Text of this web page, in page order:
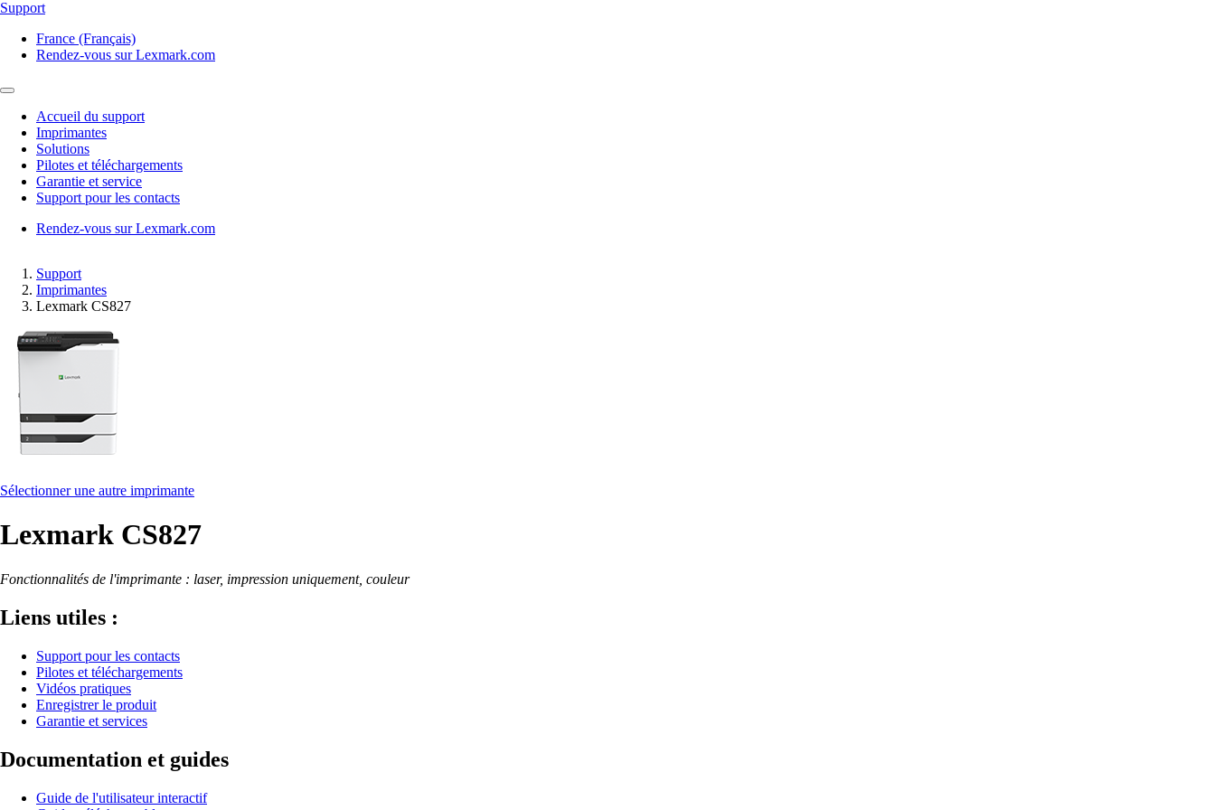
Support
France (Français)
Rendez-vous sur Lexmark.com
Accueil du support
Imprimantes
Solutions
Pilotes et téléchargements
Garantie et service
Support pour les contacts
Rendez-vous sur Lexmark.com
Support
Imprimantes
Lexmark CS827
Sélectionner une autre imprimante
Lexmark CS827
Fonctionnalités de l'imprimante : laser, impression uniquement, couleur
Liens utiles :
Support pour les contacts
Pilotes et téléchargements
Vidéos pratiques
Enregistrer le produit
Garantie et services
Documentation et guides
Guide de l'utilisateur interactif